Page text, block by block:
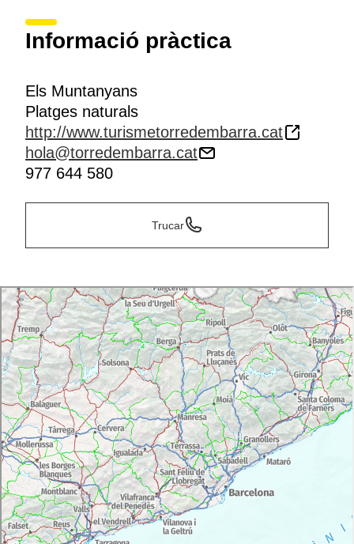
Informació pràctica
Els Muntanyans
Platges naturals
http://www.turismetorredembarra.cat
hola@torredembarra.cat
977 644 580
Trucar